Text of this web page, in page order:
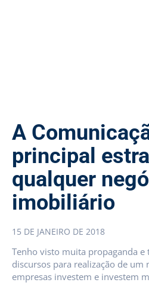
A
principal
qualquer
imobiliário
15 DE JANEIRO DE 2018
Tenho visto muita propaganda
discursos para realização de
empresas investem e investem